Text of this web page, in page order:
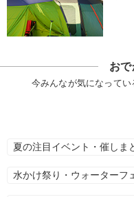
お
今みんなが気になってい
夏の注目イベント・催しま
水かけ祭り・ウォーターフ